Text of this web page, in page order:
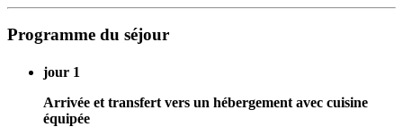
Programme du séjour
jour 1
Arrivée et transfert vers un hébergement avec cuisine
équipée